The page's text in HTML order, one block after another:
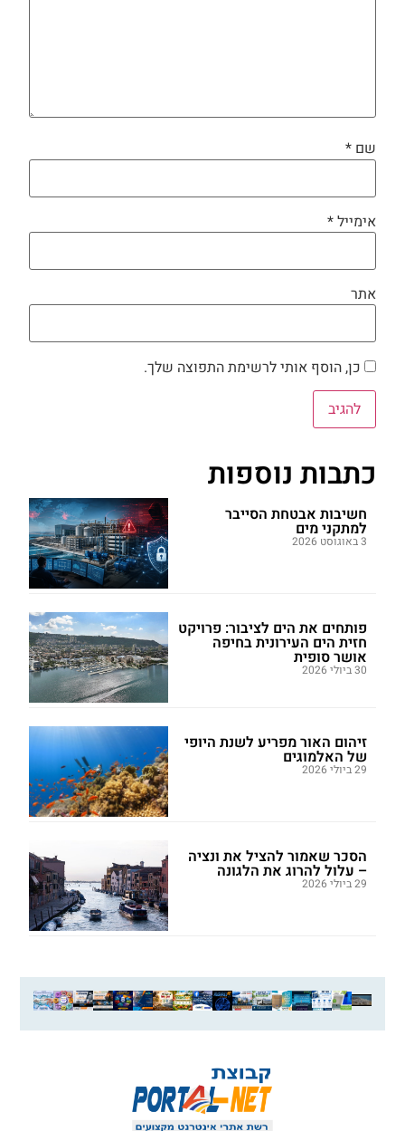
שם *
אימייל*
אתר
כן, הוסף אותי לרשימת התפוצה שלך.
כתבות נוספות
חשיבות אבטחת הסייבר
למתקני מים
3 באוגוסט 2026
פותחים את הים לציבור: פרויקט
חזית הים העירונית בחיפה
אושר סופית
30 ביולי 2026
זיהום האור מפריע לשנת היופי
של האלמוגים
29 ביולי 2026
הסכר שאמור להציל את ונציה
– עלול להרוג את הלגונה
29 ביולי 2026